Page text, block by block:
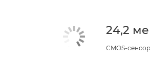
24,2
CMOS-